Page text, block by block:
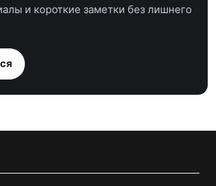
и короткие заметки без лишнего